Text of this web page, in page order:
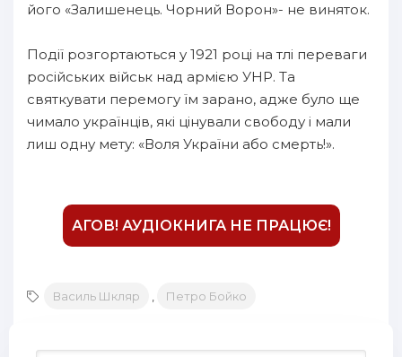
його «Залишенець. Чорний Ворон»- не виняток.
Події розгортаються у 1921 році на тлі переваги
російських військ над армією УНР. Та
святкувати перемогу їм зарано, адже було ще
чимало українців, які цінували свободу і мали
лиш одну мету: «Воля України або смерть!».
АГОВ! АУДІОКНИГА НЕ ПРАЦЮЄ!
Василь Шкляр Петро Бойко